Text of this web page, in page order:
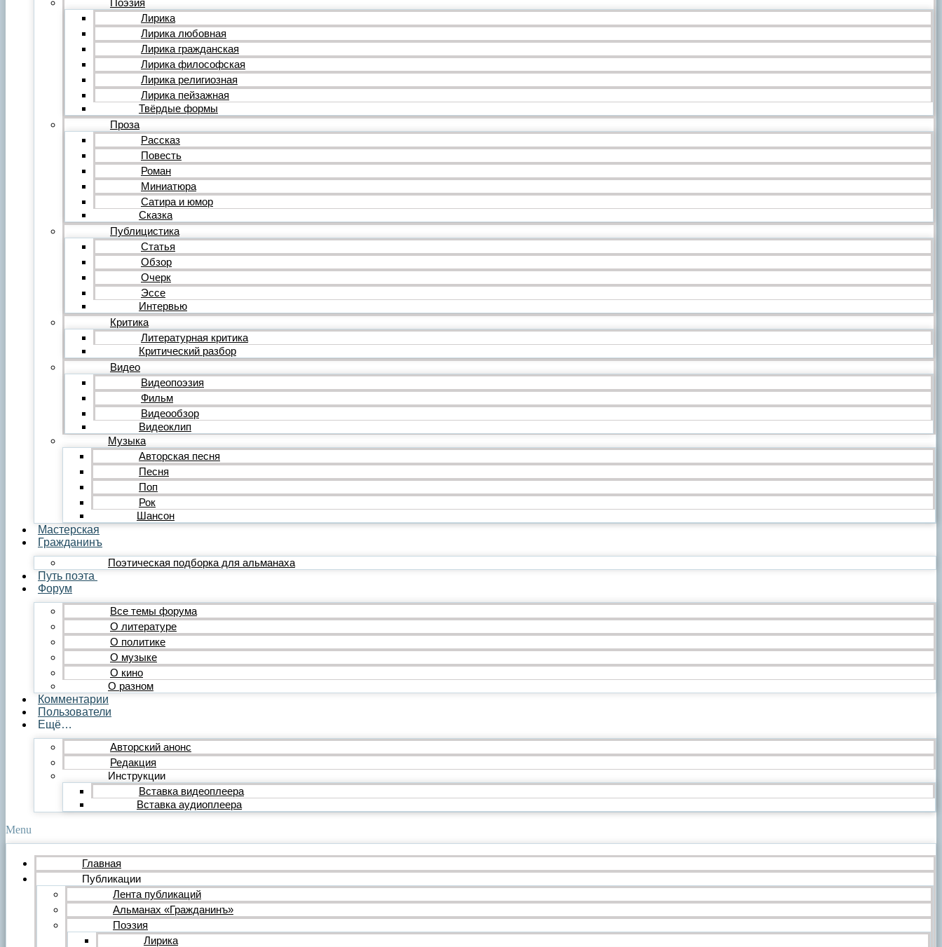
Лирика
Лирика любовная
Лирика гражданская
Лирика философская
Лирика религиозная
Лирика пейзажная
Твёрдые формы
Проза
Рассказ
Повесть
Роман
Миниатюра
Сатира и юмор
Сказка
Публицистика
Статья
Обзор
Очерк
Эссе
Интервью
Критика
Литературная критика
Критический разбор
Видео
Видеопоэзия
Фильм
Видеообзор
Видеоклип
Музыка
Авторская песня
Песня
Поп
Рок
Шансон
Мастерская
Гражданинъ
Поэтическая подборка для альманаха
Путь поэта
Форум
Все темы форума
О литературе
О политике
О музыке
О кино
О разном
Комментарии
Пользователи
Ещё…
Авторский анонс
Редакция
Инструкции
Вставка видеоплеера
Вставка аудиоплеера
Menu
Главная
Публикации
Лента публикаций
Альманах «Гражданинъ»
Поэзия
Лирика
Фильм
Видеообзор
Видеоклип
Музыка
Авторская песня
Песня
Поп
Рок
Шансон
Мастерская
Гражданинъ
Поэтическая подборка для альманаха
Все темы форума
О литературе
О политике
О музыке
О кино
О разном
Комментарии
Пользователи
Авторский анонс
Редакция
Инструкции
Вставка видеоплеера
Вставка аудиоплеера
Публикации
Лента публикаций
Альманах «Гражданинъ»
Поэзия
Лирика
Лирика любовная
Лирика гражданская
Лирика философская
Лирика религиозная
Лирика пейзажная
Твёрдые формы
Проза
Рассказ
Повесть
Миниатюра
Сатира и юмор
Сказка
Публицистика
Статья
Обзор
Очерк
Эссе
Интервью
Критика
Критический разбор
Видео
Видеопоэзия
Фильм
Видеообзор
Видеоклип
Музыка
Песня
Поп
Рок
Шансон
Мастерская
Гражданинъ
Поэтическая подборка для альманаха
Путь поэта